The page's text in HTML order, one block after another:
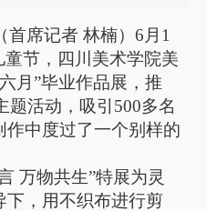
首席记者 林楠）6月1
童节，四川美术学院美
月”毕业作品展，推
题活动，吸引500多名
作中度过了一个别样的
万物共生”特展为灵
下，用不织布进行剪